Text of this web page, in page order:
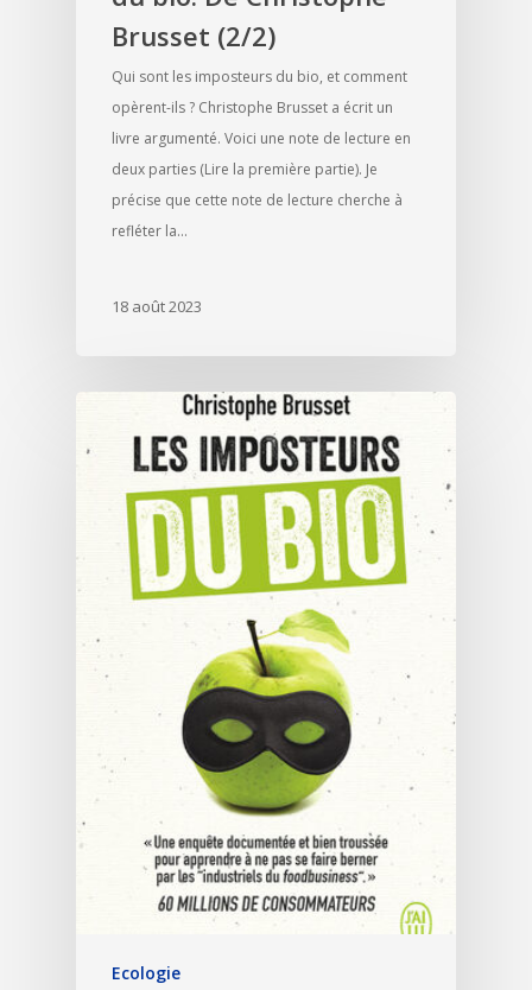
Brusset (2/2)
Qui sont les imposteurs du bio, et comment
opèrent-ils ? Christophe Brusset a écrit un
livre argumenté. Voici une note de lecture en
deux parties (Lire la première partie). Je
précise que cette note de lecture cherche à
refléter la…
18 août 2023
Ecologie